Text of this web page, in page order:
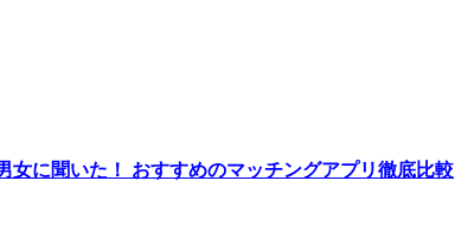
女に聞いた！ おすすめのマッチングアプリ徹底比較